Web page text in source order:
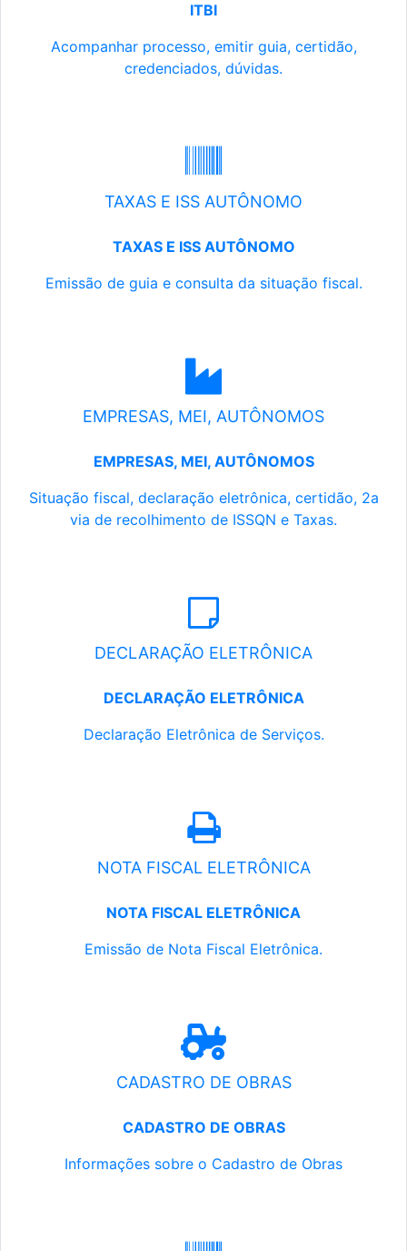
ITBI
Acompanhar processo, emitir guia, certidão,
credenciados, dúvidas.
TAXAS E ISS AUTÔNOMO
TAXAS E ISS AUTÔNOMO
Emissão de guia e consulta da situação fiscal.
EMPRESAS, MEI, AUTÔNOMOS
EMPRESAS, MEI, AUTÔNOMOS
Situação fiscal, declaração eletrônica, certidão, 2a
via de recolhimento de ISSQN e Taxas.
DECLARAÇÃO ELETRÔNICA
DECLARAÇÃO ELETRÔNICA
Declaração Eletrônica de Serviços.
NOTA FISCAL ELETRÔNICA
NOTA FISCAL ELETRÔNICA
Emissão de Nota Fiscal Eletrônica.
CADASTRO DE OBRAS
CADASTRO DE OBRAS
Informações sobre o Cadastro de Obras